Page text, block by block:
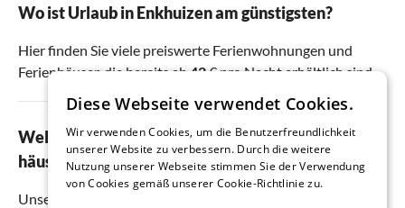
Wo ist Urlaub in Enkhuizen am günstigsten?
Hier finden Sie viele preiswerte Ferienwohnungen und
Ferienhäuser, die bereits ab42€ pro Nacht erhältlich sind.
Welche sind die besten Ferienwohnungen und -
häuser in Enkhuizen?
Unsere Gäste haben die Ferienunterkünfte
Diese Webseite verwendet Cookies.
Wir verwenden Cookies, um die Benutzerfreundlichkeit
unserer Website zu verbessern. Durch die weitere
Nutzung unserer Webseite stimmen Sie der Verwendung
von Cookies gemäß unserer Cookie-Richtlinie zu.